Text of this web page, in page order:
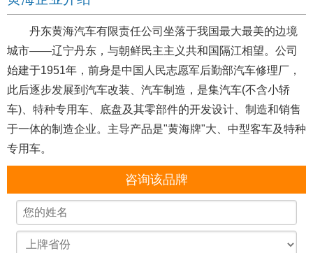
丹东黄海汽车有限责任公司坐落于我国最大最美的边境
城市——辽宁丹东，与朝鲜民主主义共和国隔江相望。公司
始建于1951年，前身是中国人民志愿军后勤部汽车修理厂，
此后逐步发展到汽车改装、汽车制造，是集汽车(不含小轿
车)、特种专用车、底盘及其零部件的开发设计、制造和销售
于一体的制造企业。主导产品是"黄海牌"大、中型客车及特种
专用车。
咨询该品牌